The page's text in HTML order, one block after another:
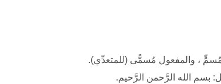
، والمفعول مُسمًّى (للمتعدِّي).
الله الرَّحمن الرَّحيم.